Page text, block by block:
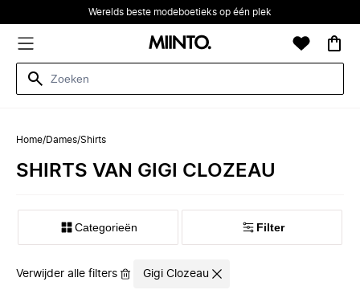
Werelds beste modeboetieks op één plek
Home/Dames/Shirts
SHIRTS VAN GIGI CLOZEAU
Categorieën Filter
Verwijder alle filters Gigi Clozeau